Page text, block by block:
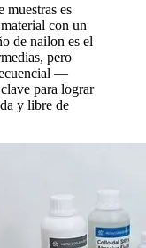
muestras es
con un
de nailon es el
pero
—
para lograr
y libre de